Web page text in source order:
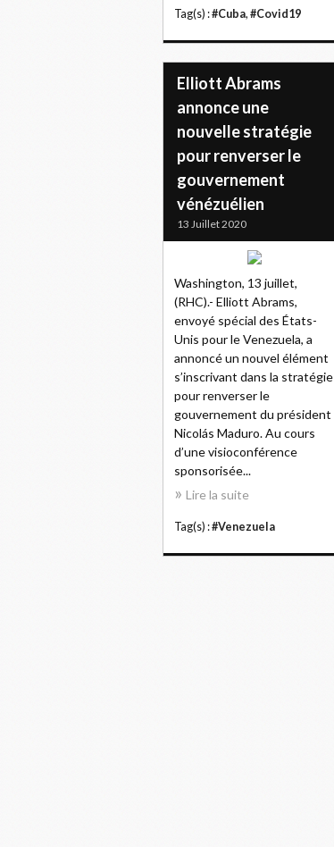
Tag(s) :#Cuba, #Covid19
Elliott Abrams
annonce une
nouvelle stratégie
pour renverser le
gouvernement
vénézuélien
13 Juillet 2020
Washington, 13 juillet,
(RHC).- Elliott Abrams,
envoyé spécial des États-
Unis pour le Venezuela, a
annoncé un nouvel élément
s’inscrivant dans la stratégie
pour renverser le
gouvernement du président
Nicolás Maduro. Au cours
d’une visioconférence
sponsorisée...
Lire la suite
Tag(s) :#Venezuela